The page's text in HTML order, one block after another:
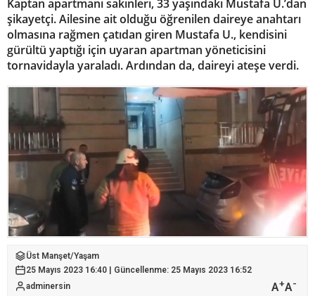
Kaptan apartmanı sakinleri, 33 yaşındaki Mustafa U.’dan
şikayetçi. Ailesine ait olduğu öğrenilen daireye anahtarı
olmasına rağmen çatıdan giren Mustafa U., kendisini
gürültü yaptığı için uyaran apartman yöneticisini
tornavidayla yaraladı. Ardından da, daireyi ateşe verdi.
Üst Manşet/Yaşam
25 Mayıs 2023 16:40 | Güncellenme: 25 Mayıs 2023 16:52
adminersin
A+A-